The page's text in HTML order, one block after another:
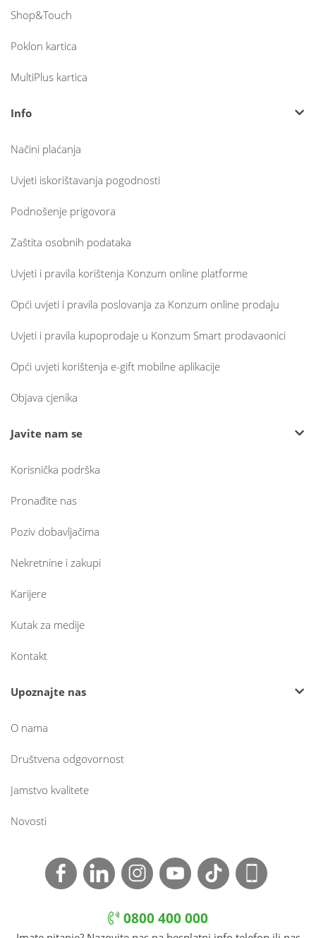
Shop&Touch
Poklon kartica
MultiPlus kartica
Info
Načini plaćanja
Uvjeti iskorištavanja pogodnosti
Podnošenje prigovora
Zaštita osobnih podataka
Uvjeti i pravila korištenja Konzum online platforme
Opći uvjeti i pravila poslovanja za Konzum online prodaju
Uvjeti i pravila kupoprodaje u Konzum Smart prodavaonici
Opći uvjeti korištenja e-gift mobilne aplikacije
Objava cjenika
Javite nam se
Korisnička podrška
Pronađite nas
Poziv dobavljačima
Nekretnine i zakupi
Karijere
Kutak za medije
Kontakt
Upoznajte nas
O nama
Društvena odgovornost
Jamstvo kvalitete
Novosti
0800 400 000